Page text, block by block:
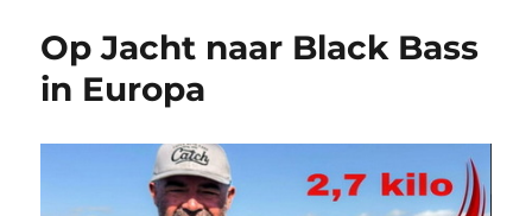
Op Jacht naar Black Bass
in Europa